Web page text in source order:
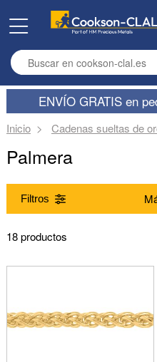
Enter search term
ENVÍO GRATIS en
Inicio Cadenas sueltas de
Palmera
Filtros
Gama
1,20 mm (2)
18 productos